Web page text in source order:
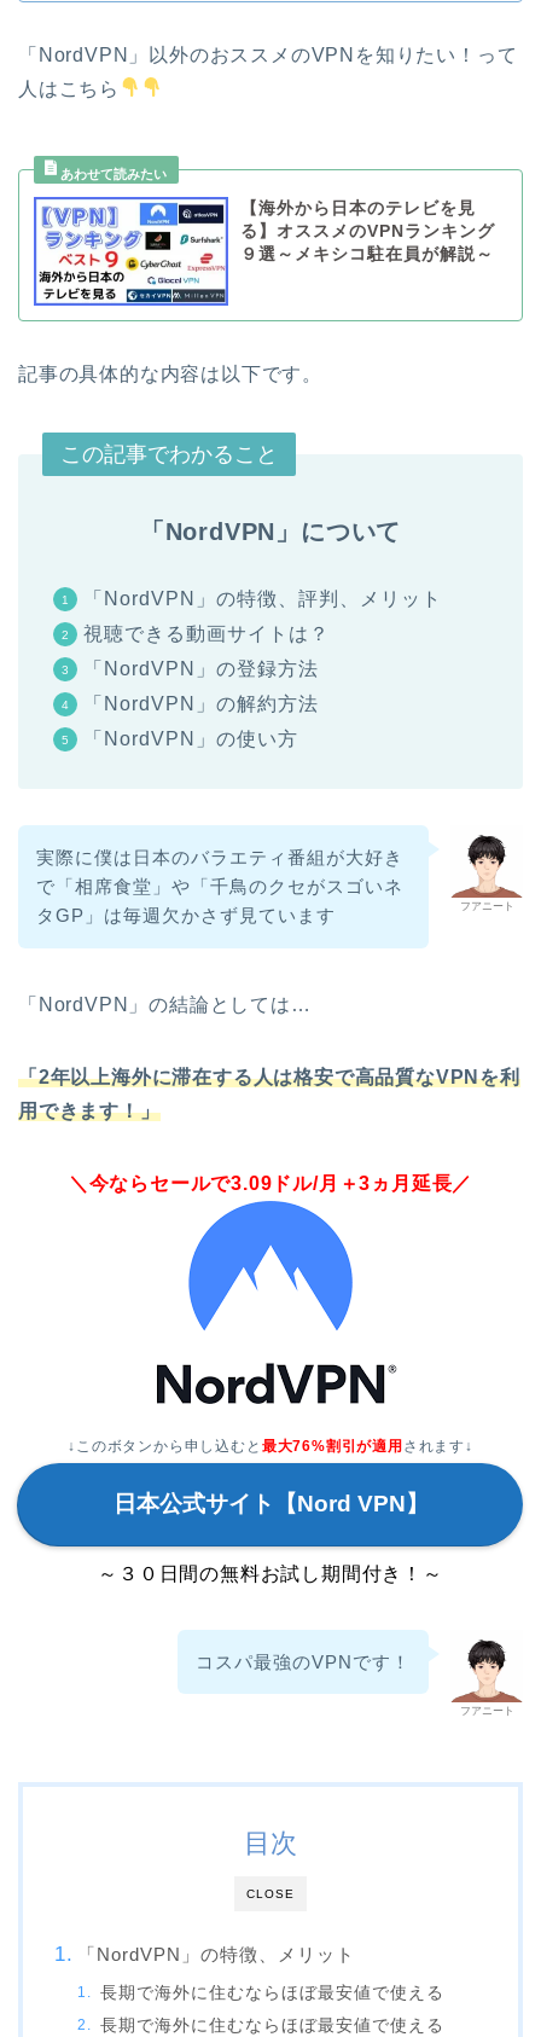
「NordVPN」以外のおススメのVPNを知りたい！って
人はこちら
【海外から日本のテレビを見
る】オススメのVPNランキング
９選～メキシコ駐在員が解説～
記事の具体的な内容は以下です。
この記事でわかること
「NordVPN」について
「NordVPN」の特徴、評判、メリット
視聴できる動画サイトは？
「NordVPN」の登録方法
「NordVPN」の解約方法
「NordVPN」の使い方
フアニート
実際に僕は日本のバラエティ番組が大好き
で「相席食堂」や「千鳥のクセがスゴいネ
タGP」は毎週欠かさず見ています
「NordVPN」の結論としては…
「2年以上海外に滞在する人は格安で高品質なVPNを利
用できます！」
＼今ならセールで3.09ドル/月＋3ヵ月延長／
↓このボタンから申し込むと 最大76%割引が適用 されます↓
日本公式サイト【Nord VPN】
～３０日間の無料お試し期間付き！～
フアニート
コスパ最強のVPNです！
CLOSE
目次
「NordVPN」の特徴、メリット
長期で海外に住むならほぼ最安値で使える
長期で海外に住むならほぼ最安値で使える